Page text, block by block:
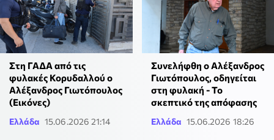
Στη ΓΑΔΑ από τις
φυλακές Κορυδαλλού ο
Αλέξανδρος Γιωτόπουλος
(Εικόνες)
Ελλάδα 15.06.2026 21:14
Συνελήφθη ο Αλέξανδρος
Γιωτόπουλος, οδηγείται
στη φυλακή - Το
σκεπτικό της απόφασης
Ελλάδα 15.06.2026 18:26